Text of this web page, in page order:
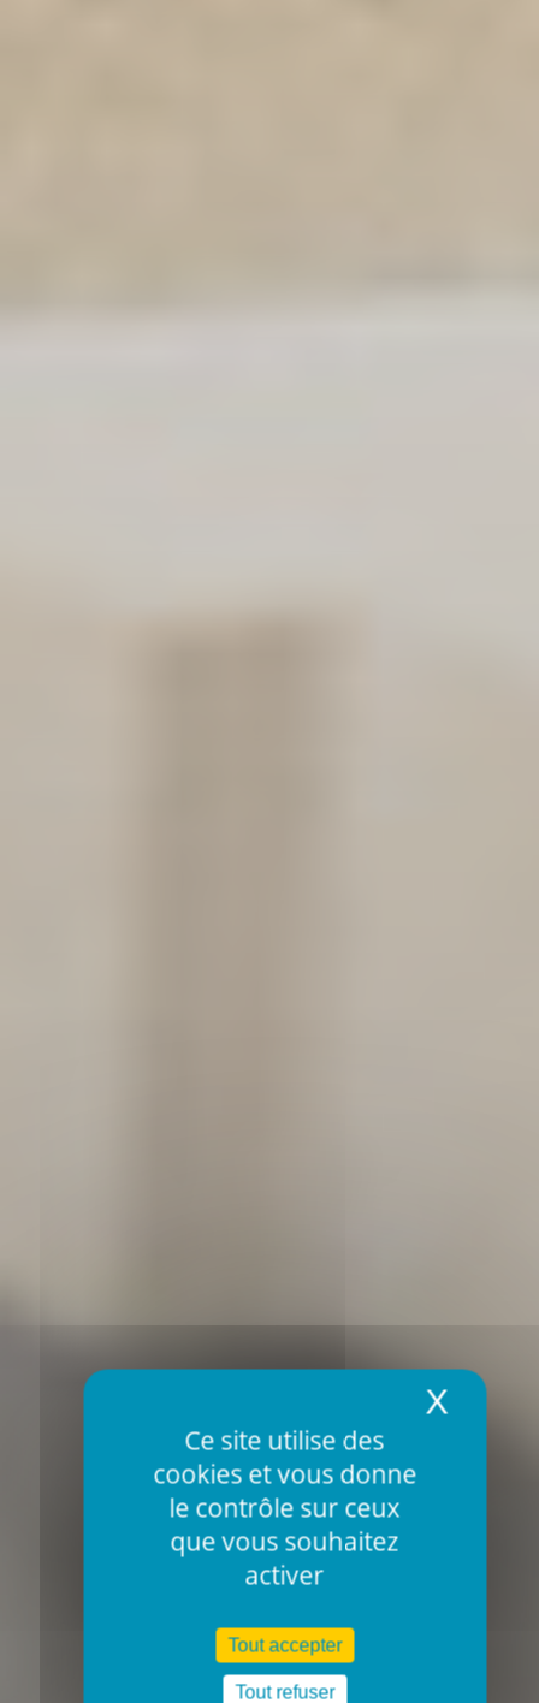
Ce site utilise des
cookies et vous donne
le contrôle sur ceux
que vous souhaitez
activer
Tout accepter
Tout refuser
X